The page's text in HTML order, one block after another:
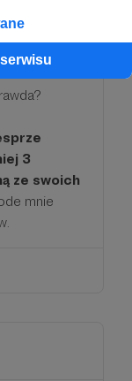
spędzić
3
ze swoich
mnie